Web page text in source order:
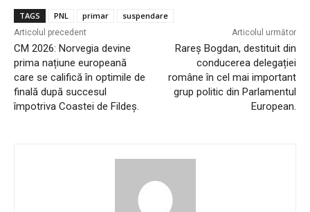
TAGS PNL primar suspendare
Articolul precedent
CM 2026: Norvegia devine
prima națiune europeană
care se califică în optimile de
finală după succesul
împotriva Coastei de Fildeș.
Articolul următor
Rareș Bogdan, destituit din
conducerea delegației
române în cel mai important
grup politic din Parlamentul
European.